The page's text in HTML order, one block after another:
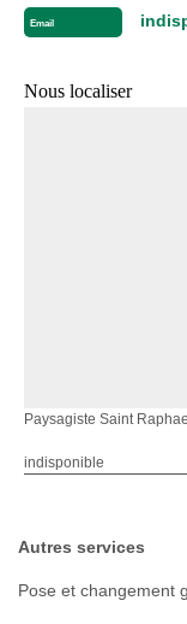
Email
Nous localiser
Paysagiste Saint Raphael
indisponible
Autres services
Pose et changement